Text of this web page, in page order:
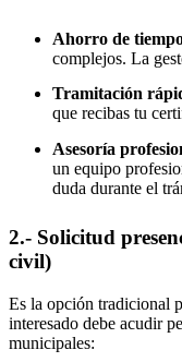
Ahorro de
complejos. La
Tramitación
que recibas tu
Asesoría
un equipo
duda durante el
2.- Solicitud
civil)
Es la opción tradicional
interesado debe acudir
municipales: